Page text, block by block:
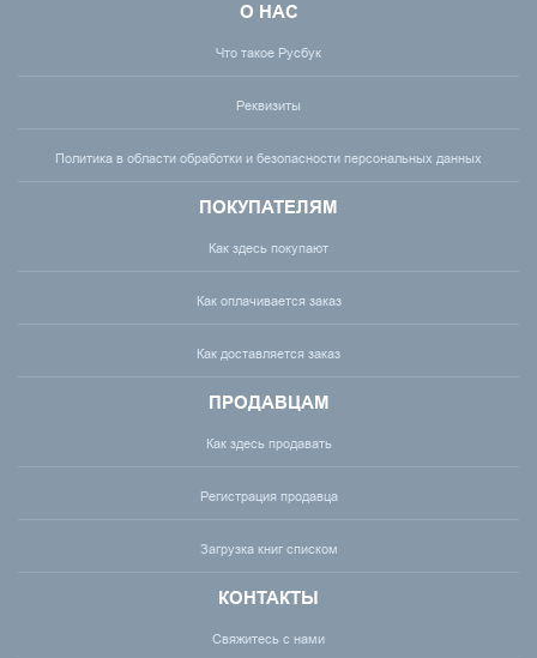
О НАС
Что такое Русбук
Реквизиты
Политика в области обработки и безопасности персональных данных
ПОКУПАТЕЛЯМ
Как здесь покупают
Как оплачивается заказ
Как доставляется заказ
ПРОДАВЦАМ
Как здесь продавать
Регистрация продавца
Загрузка книг списком
КОНТАКТЫ
Свяжитесь с нами